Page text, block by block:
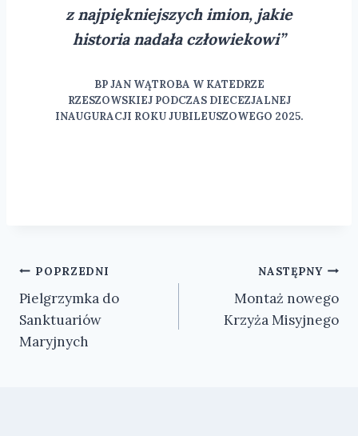
z najpiękniejszych imion, jakie
historia nadała człowiekowi”
BP JAN WĄTROBA W KATEDRZE
RZESZOWSKIEJ PODCZAS DIECEZJALNEJ
INAUGURACJI ROKU JUBILEUSZOWEGO 2025.
Nawigacja
wpisu
POPRZEDNI
Pielgrzymka do
Sanktuariów
Maryjnych
NASTĘPNY
Montaż nowego
Krzyża Misyjnego